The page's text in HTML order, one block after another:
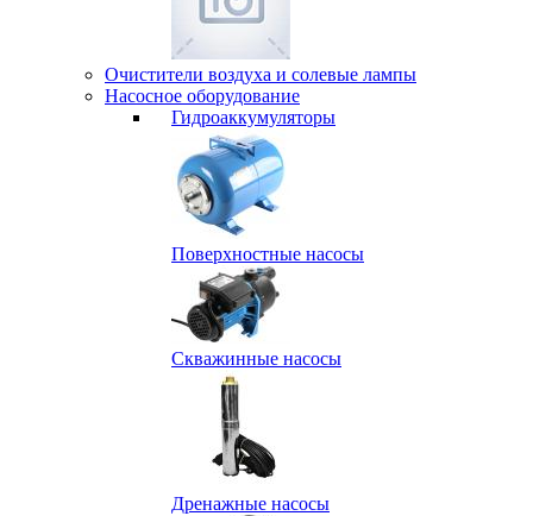
Очистители воздуха и солевые лампы
Насосное оборудование
Гидро­аккумуляторы
Поверхностные насосы
Скважинные насосы
Дренажные насосы